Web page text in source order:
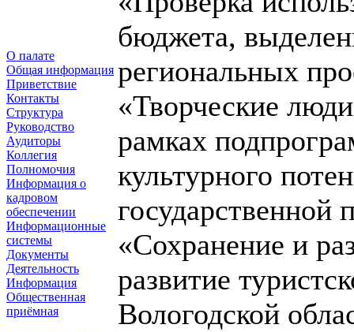
О палате
Общая информация
Приветствие
Контакты
Структура
Руководство
Аудиторы
Коллегия
Полномочия
Информация о
кадровом
обеспечении
Информационные
системы
Документы
Деятельность
Информация
Общественная
приёмная
бюджета,
региональных
«Творческие
рамках
культурного
государственной
«Сохранение и
развитие
Вологодской